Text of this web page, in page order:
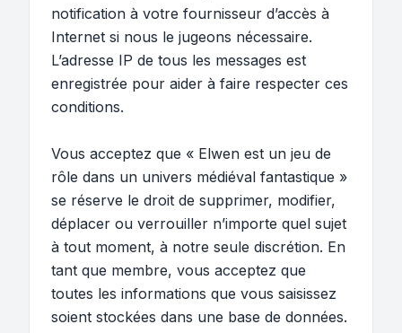
notification à votre fournisseur d’accès à
Internet si nous le jugeons nécessaire.
L’adresse IP de tous les messages est
enregistrée pour aider à faire respecter ces
conditions.
Vous acceptez que « Elwen est un jeu de
rôle dans un univers médiéval fantastique »
se réserve le droit de supprimer, modifier,
déplacer ou verrouiller n’importe quel sujet
à tout moment, à notre seule discrétion. En
tant que membre, vous acceptez que
toutes les informations que vous saisissez
soient stockées dans une base de données.